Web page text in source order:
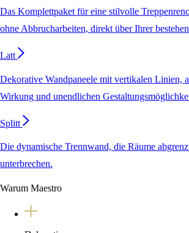
Das Komplettpaket für eine stilvolle
ohne Abbrucharbeiten, direkt über Ihrer
Latt
Dekorative Wandpaneele mit vertikalen Linien,
Wirkung und unendlichen
Splitt
Die dynamische Trennwand, die Räume
unterbrechen.
Warum Maestro